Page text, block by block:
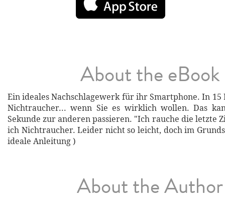
About the eBook
Ein ideales Nachschlagewerk für ihr Smartphone. In 15
Nichtraucher... wenn Sie es wirklich wollen. Das
Sekunde zur anderen passieren. "Ich rauche die letzte
ich Nichtraucher. Leider nicht so leicht, doch im
ideale Anleitung )
About the Author